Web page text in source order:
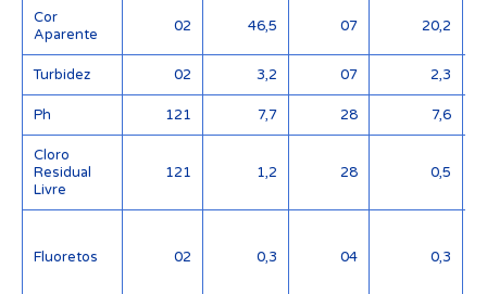
Cor
Aparente
02 46,5 07 20,2
Turbidez 02 3,2 07 2,3
Ph 121 7,7 28 7,6
Cloro
Residual
Livre
121 1,2 28 0,5
Fluoretos 02 0,3 04 0,3